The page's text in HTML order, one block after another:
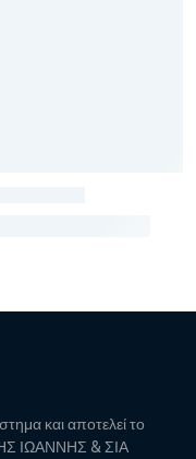
και αποτελεί το
ΙΩΑΝΝΗΣ & ΣΙΑ